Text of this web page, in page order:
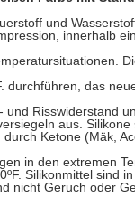
und
innerhalb
das
Risswiderstand
aus.
Ketone (Mäk,
in den extremen
Silikonmittel sind
nicht Geruch oder